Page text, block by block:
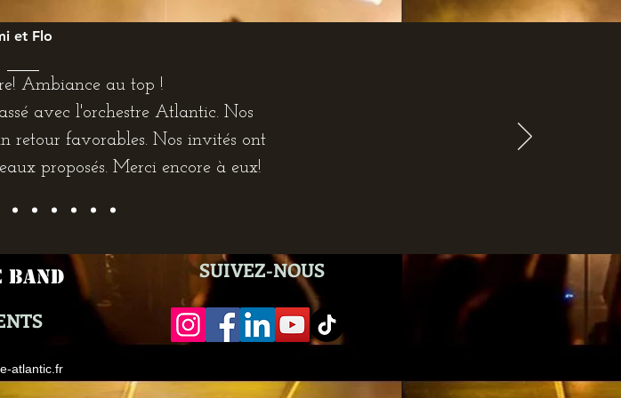
et Flo
Ambiance au top !
avec l'orchestre Atlantic. Nos
retour favorables. Nos invités ont
proposés. Merci encore à eux!
atlantic.fr
SUIVEZ-NOUS